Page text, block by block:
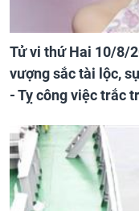
Tử vi thứ Hai 10/8/
vượng sắc tài lộc,
- Tỵ công việc trắc